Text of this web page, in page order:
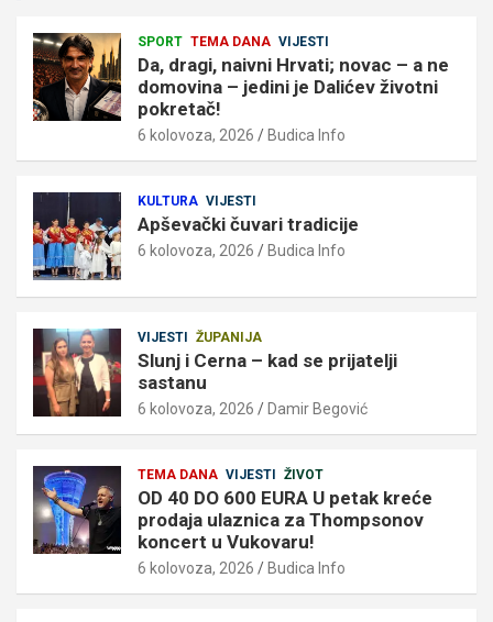
SPORT TEMA DANA VIJESTI
Da, dragi, naivni Hrvati; novac – a ne
domovina – jedini je Dalićev životni
pokretač!
6 kolovoza, 2026 Budica Info
KULTURA VIJESTI
Apševački čuvari tradicije
6 kolovoza, 2026 Budica Info
VIJESTI ŽUPANIJA
Slunj i Cerna – kad se prijatelji
sastanu
6 kolovoza, 2026 Damir Begović
TEMA DANA VIJESTI ŽIVOT
OD 40 DO 600 EURA U petak kreće
prodaja ulaznica za Thompsonov
koncert u Vukovaru!
6 kolovoza, 2026 Budica Info